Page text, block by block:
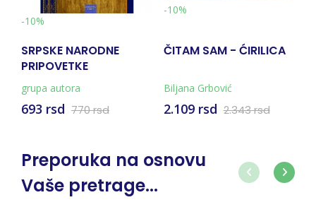
-10%
SRPSKE NARODNE
PRIPOVETKE
grupa autora
693 rsd 770 rsd
-10%
ČITAM SAM - ĆIRILICA
Biljana Grbović
2.109 rsd 2.343 rsd
Preporuka na osnovu
Vaše pretrage...